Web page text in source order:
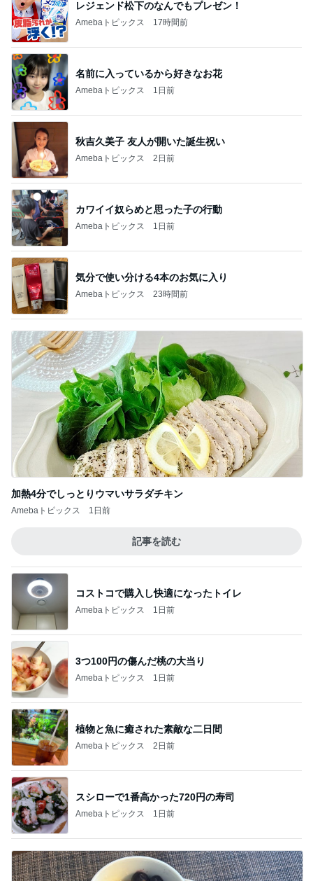
レジェンド松下のなんでもプレゼン！
Amebaトピックス 17時間前
名前に入っているから好きなお花
Amebaトピックス 1日前
秋吉久美子 友人が開いた誕生祝い
Amebaトピックス 2日前
カワイイ奴らめと思った子の行動
Amebaトピックス 1日前
気分で使い分ける4本のお気に入り
Amebaトピックス 23時間前
加熱4分でしっとりウマいサラダチキン
Amebaトピックス 1日前
記事を読む
コストコで購入し快適になったトイレ
Amebaトピックス 1日前
3つ100円の傷んだ桃の大当り
Amebaトピックス 1日前
植物と魚に癒された素敵な二日間
Amebaトピックス 2日前
スシローで1番高かった720円の寿司
Amebaトピックス 1日前